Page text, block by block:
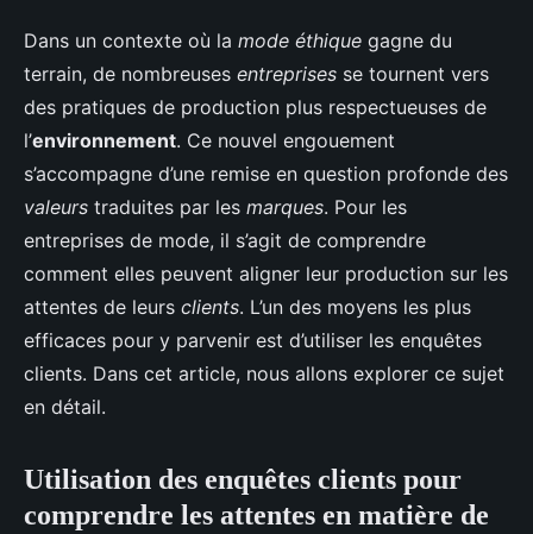
Comment les entreprises de
mode durable peuvent-elles
utiliser les enquêtes clients pour
guider leurs décisions éthiques
de production ?
Dans un contexte où la mode éthique gagne du
terrain, de nombreuses entreprises se tournent vers
des pratiques de production plus respectueuses de
l’environnement. Ce nouvel engouement
s’accompagne d’une remise en question profonde des
valeurs traduites par les marques. Pour les
entreprises de mode, il s’agit de comprendre
comment elles peuvent aligner leur production sur les
attentes de leurs clients. L’un des moyens les plus
efficaces pour y parvenir est d’utiliser les enquêtes
clients. Dans cet article, nous allons explorer ce sujet
en détail.
Utilisation des enquêtes clients pour
comprendre les attentes en matière de